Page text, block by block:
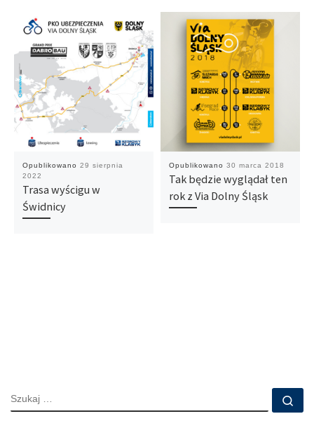
Opublikowano 29 sierpnia
2022
Trasa wyścigu w
Świdnicy
Opublikowano 30 marca 2018
Tak będzie wyglądał ten
rok z Via Dolny Śląsk
SZUKAJ